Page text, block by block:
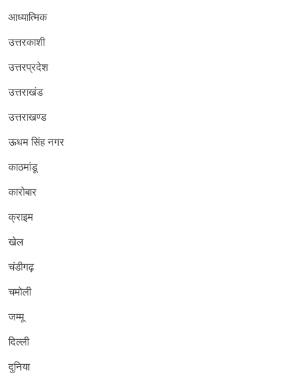
आध्यात्मिक
उत्तरकाशी
उत्तरप्रदेश
उत्तराखंड
उत्तराखण्ड
ऊधम सिंह नगर
काठमांडू
कारोबार
क्राइम
खेल
चंडीगढ़
चमोली
जम्मू
दिल्ली
दुनिया